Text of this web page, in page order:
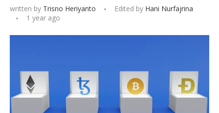
written by Trisno Heriyanto Edited by Hani Nurfajrina
1 year ago